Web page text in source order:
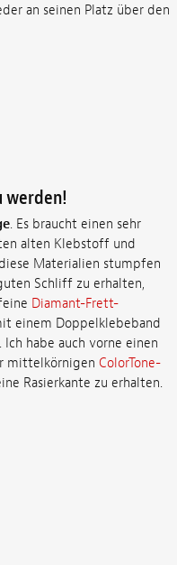
an seinen Platz über den
werden!
. Es braucht einen sehr
alten Klebstoff und
Materialien stumpfen
Schliff zu erhalten,
Diamant-Frett-
einem Doppelklebeband
habe auch vorne einen
mittelkörnigen ColorTone-
Rasierkante zu erhalten.